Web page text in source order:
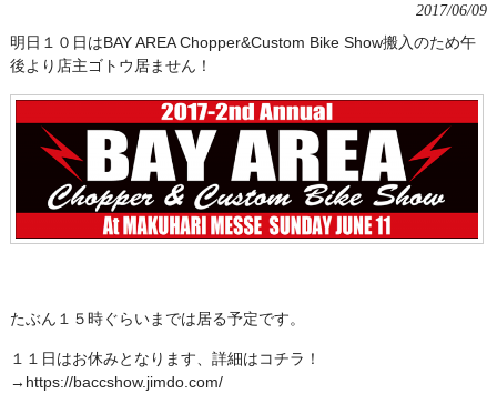
2017/06/09
明日１０日はBAY AREA Chopper&Custom Bike Show搬入のため午
後より店主ゴトウ居ません！
たぶん１５時ぐらいまでは居る予定です。
１１日はお休みとなります、詳細はコチラ！
→https://baccshow.jimdo.com/